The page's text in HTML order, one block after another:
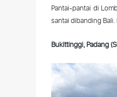
Pantai-pantai di
santai dibanding Bali.
Bukittinggi, Padang